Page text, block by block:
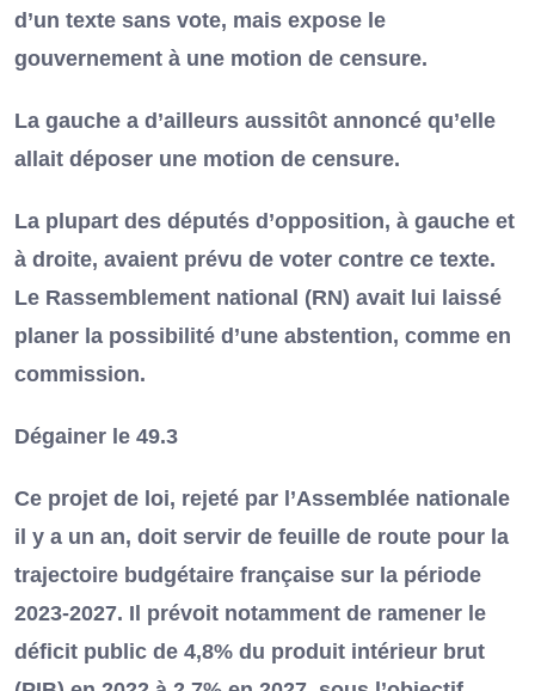
d’un texte sans vote, mais expose le
gouvernement à une motion de censure.
La gauche a d’ailleurs aussitôt annoncé qu’elle
allait déposer une motion de censure.
La plupart des députés d’opposition, à gauche et
à droite, avaient prévu de voter contre ce texte.
Le Rassemblement national (RN) avait lui laissé
planer la possibilité d’une abstention, comme en
commission.
Dégainer le 49.3
Ce projet de loi, rejeté par l’Assemblée nationale
il y a un an, doit servir de feuille de route pour la
trajectoire budgétaire française sur la période
2023-2027. Il prévoit notamment de ramener le
déficit public de 4,8% du produit intérieur brut